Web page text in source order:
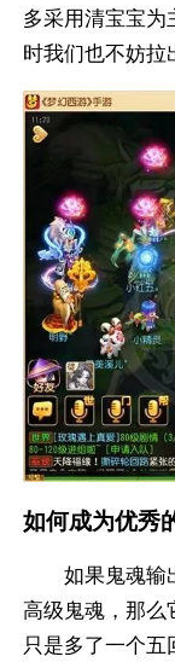
多采用清宝宝
时我们也不妨拉
如何成为优秀
如果鬼魂输
高级鬼魂，那么
只是多了一个